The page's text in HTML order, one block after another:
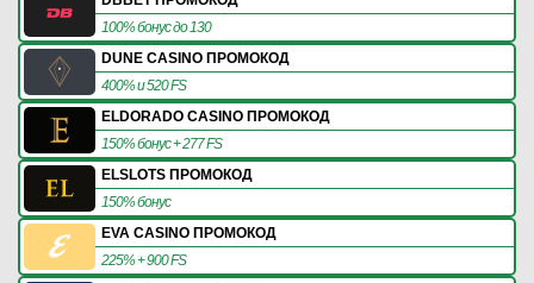
100% бонус до 130
DUNE CASINO ПРОМОКОД
400% и 520 FS
ELDORADO CASINO ПРОМОКОД
150% бонус + 277 FS
ELSLOTS ПРОМОКОД
150% бонус
EVA CASINO ПРОМОКОД
225% + 900 FS